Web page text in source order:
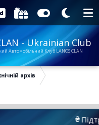
- Ukrainian Club
Автомобільний Клуб LANOS CLAN
архів
Підтримати Нас